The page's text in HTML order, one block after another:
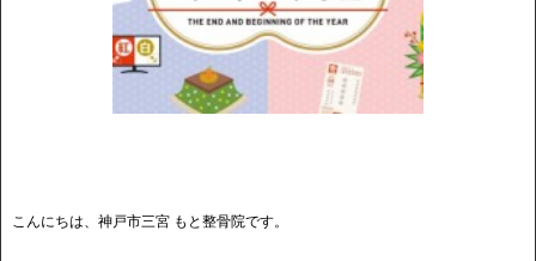
こんにちは、神戸市三宮 もと整骨院です。